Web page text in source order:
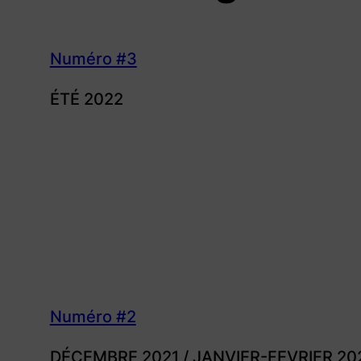
Numéro #3
ÉTÉ 2022
Numéro #2
DÉCEMBRE 2021 / JANVIER-FEVRIER